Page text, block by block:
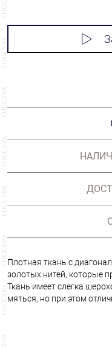
Плотная ткань с
золотых нитей, которые
Ткань имеет слегка
мяться, но при этом